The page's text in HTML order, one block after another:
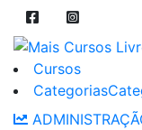
Cursos
Categorias